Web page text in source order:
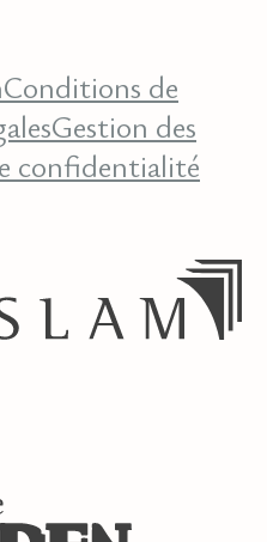
Conditions de
Gestion des
confidentialité